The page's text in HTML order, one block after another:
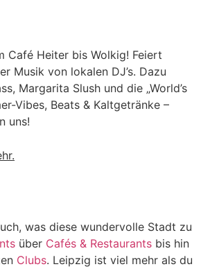
Café Heiter bis Wolkig! Feiert
Musik von lokalen DJ’s. Dazu
Margarita Slush und die „World’s
Vibes, Beats & Kaltgetränke –
uns!
was diese wundervolle Stadt zu
über Cafés & Restaurants bis hin
Clubs. Leipzig ist viel mehr als du